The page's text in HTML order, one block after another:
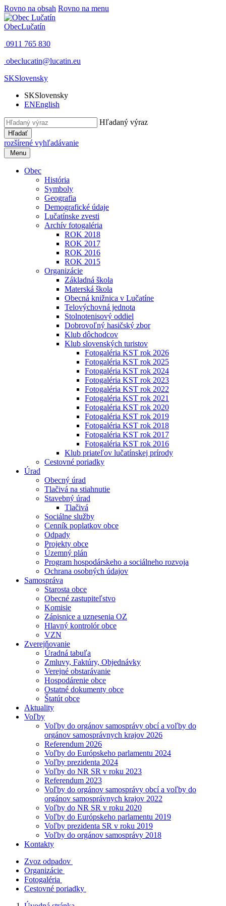
Rovno na obsah Rovno na menu
ObecLučatín
0911 765 830
obeclucatin@lucatin.eu
SKSlovensky
SKSlovensky
ENEnglish
Hľadaný výraz
Hľadať
rozšírené vyhľadávanie
Menu
Obec
História
Symboly
Geografia
Demografické údaje
Lučatínske zvesti
Archív fotogaléria
ROK 2018
ROK 2017
ROK 2016
ROK 2015
Organizácie
Základná škola
Materská škola
Obecná knižnica v Lučatíne
Telovýchovná jednota
Stolnotenisový oddiel
Dobrovoľný hasičský zbor
Klub dôchodcov
Klub slovenských turistov
Fotogaléria KST rok 2026
Fotogaléria KST rok 2025
Fotogaléria KST rok 2024
Fotogaléria KST rok 2023
Fotogaléria KST rok 2022
Fotogaléria KST rok 2021
Fotogaléria KST rok 2020
Fotogaléria KST rok 2019
Fotogaléria KST rok 2018
Fotogaléria KST rok 2017
Fotogaléria KST rok 2016
Klub priateľov lučatínskej prírody
Cestovné poriadky
Úrad
Obecný úrad
Tlačivá na stiahnutie
Stavebný úrad
Tlačivá
Sociálne služby
Cenník poplatkov obce
Odpady
Projekty obce
Územný plán
Program hospodárskeho a sociálneho rozvoja
Ochrana osobných údajov
Samospráva
Starosta obce
Obecné zastupiteľstvo
Komisie
Zápisnice a uznesenia OZ
Hlavný kontrolór obce
VZN
Zverejňovanie
Úradná tabuľa
Zmluvy, Faktúry, Objednávky
Verejné obstarávanie
Hospodárenie obce
Ostatné dokumenty obce
Štatút obce
Aktuality
Voľby
Voľby do orgánov samosprávy obcí a voľby do
orgánov samosprávnych krajov 2026
Referendum 2026
Voľby do Európskeho parlamentu 2024
Voľby prezidenta 2024
Voľby do NR SR v roku 2023
Referendum 2023
Voľby do orgánov samosprávy obcí a voľby do
orgánov samosprávnych krajov 2022
Voľby do NR SR v roku 2020
Voľby do Európskeho parlamentu 2019
Voľby prezidenta SR v roku 2019
Voľby do orgánov samosprávy 2018
Kontakty
Zvoz odpadov
Organizácie
Fotogaléria
Cestovné poriadky